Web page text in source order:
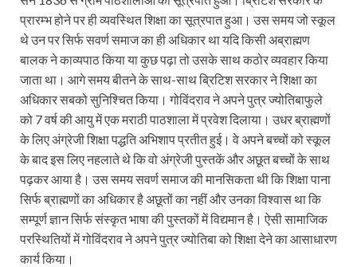
प्रारम्भ होने पर ही व्यवस्थित शिक्षा का सूत्रपात हुआ। उस समय जो स्कूल
थे उन पर सिर्फ सवर्ण समाज का ही अधिकार था यदि किसी अब्राह्मण
बालक ने काव्यपाठ किया या कुछ पढ़ा तो उसके साथ कठोर व्यवहार किया
जाता था। आगे समय बीतने के साथ-साथ ब्रिटिश सरकार ने शिक्षा का
अधिकार सबको सुनिश्चित किया। गोविंदराव ने अपने पुत्र ज्योतिबाफुले
को 7 वर्ष की आयु में एक मराठी पाठशाला में प्रवेश दिलाया। उधर ब्राह्मणों
के लिए अंग्रेजी शिक्षा पद्धति अभिशाप प्रतीत हुई। वे अपने बच्चों को स्कूल
के बाद इस लिए नहलाते थे कि वो अंग्रेजी पुस्तकें और अछूत बच्चों के साथ
पढ़कर आया है। उस समय सवर्ण समाज की मानसिकता थी कि शिक्षा पाना
सिर्फ ब्राह्मणों का अधिकार है अछूतों का नहीं और उनका विश्वास था कि
सम्पूर्ण ज्ञान सिर्फ संस्कृत भाषा की पुस्तकों में विद्यमान है। ऐसी सामाजिक
परस्थितियों में गोविंदराव ने अपने पुत्र ज्योतिबा को शिक्षा देने का आसाधारण
कार्य किया।